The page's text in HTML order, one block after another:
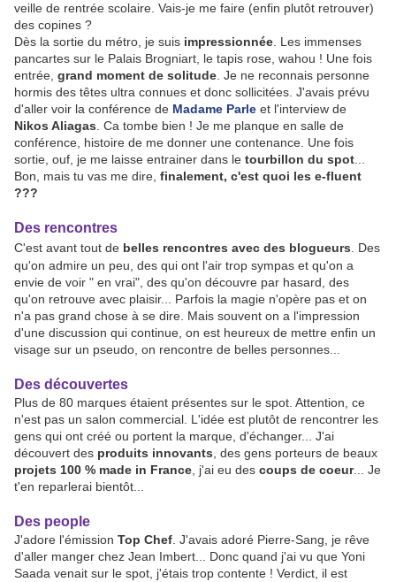
veille de rentrée scolaire. Vais-je me faire (enfin plutôt retrouver)
des copines ?
Dès la sortie du métro, je suis impressionnée . Les immenses
pancartes sur le Palais Brogniart, le tapis rose, wahou ! Une fois
entrée, grand moment de solitude . Je ne reconnais personne
hormis des têtes ultra connues et donc sollicitées. J'avais prévu
d'aller voir la conférence de Madame Parle et l'interview de
Nikos Aliagas . Ca tombe bien ! Je me planque en salle de
conférence, histoire de me donner une contenance. Une fois
sortie, ouf, je me laisse entrainer dans le tourbillon du spot
Bon, mais tu vas me dire, finalement, c'est quoi les e-fluent
???
Des rencontres
C'est avant tout de belles rencontres avec des blogueurs . Des
qu'on admire un peu, des qui ont l'air trop sympas et qu'on a
envie de voir " en vrai", des qu'on découvre par hasard, des
qu'on retrouve avec plaisir... Parfois la magie n'opère pas et on
n'a pas grand chose à se dire. Mais souvent on a l'impression
d'une discussion qui continue, on est heureux de mettre enfin un
visage sur un pseudo, on rencontre de belles personnes...
Des découvertes
Plus de 80 marques étaient présentes sur le spot. Attention, ce
n'est pas un salon commercial. L'idée est plutôt de rencontrer les
gens qui ont créé ou portent la marque, d'échanger... J'ai
découvert des produits innovants , des gens porteurs de beaux
projets 100 % made in France , j'ai eu des coups de coeur... Je
t'en reparlerai bientôt...
Des people
J'adore l'émission Top Chef . J'avais adoré Pierre-Sang, je rêve
d'aller manger chez Jean Imbert... Donc quand j'ai vu que Yoni
Saada venait sur le spot, j'étais trop contente ! Verdict, il est